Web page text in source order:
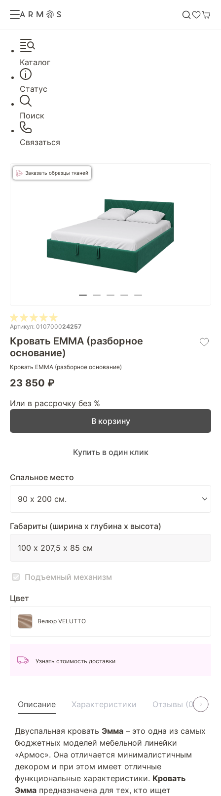
Каталог
Статус
Поиск
Связаться
Заказать образцы тканей
Артикул: 010700024257
Кровать EMMA (разборное
основание)
Кровать EMMA (разборное основание)
23 850 ₽
Или в рассрочку без %
Спальное место
Габариты (ширина х глубина х высота)
Подъемный механизм
Цвет
Велюр VELUTTO
В корзину
Купить в один клик
Узнать стоимость доставки
Описание Характеристики Отзывы (0)
Двуспальная кровать Эмма – это одна из самых
бюджетных моделей мебельной линейки
«Армос». Она отличается минималистичным
декором и при этом имеет отличные
функциональные характеристики. Кровать
Эмма предназначена для тех, кто ищет